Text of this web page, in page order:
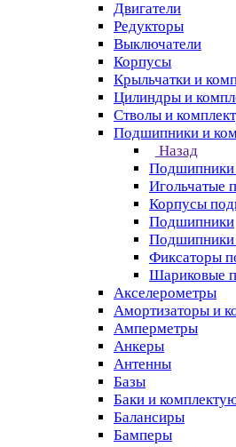
Двигатели
Редукторы
Выключатели
Корпусы
Крыльчатки и
Цилиндры и
Стволы и
Подшипники и
Назад
Подшипники
Игольчатые
Корпусы
Подшипники
Подшипники
Фиксаторы
Шариковые
Акселерометры
Амортизаторы и
Амперметры
Анкеры
Антенны
Базы
Баки и
Балансиры
Бамперы